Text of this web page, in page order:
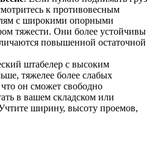
к противовесным
с широкими опорными
тяжести. Они более устойчивы
повышенной остаточной
штабелер с высоким
тяжелее более слабых
что он сможет свободно
в вашем складском или
ширину, высоту проемов,